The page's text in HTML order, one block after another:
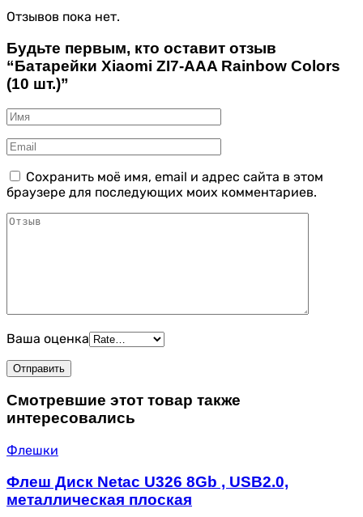
Отзывов пока нет.
Будьте первым, кто оставит отзыв
“Батарейки Xiaomi ZI7-AAA Rainbow Colors
(10 шт.)”
Сохранить моё имя, email и адрес сайта в этом
браузере для последующих моих комментариев.
Ваша оценка
Смотревшие этот товар также
интересовались
Флешки
Флеш Диск Netac U326 8Gb , USB2.0,
металлическая плоская